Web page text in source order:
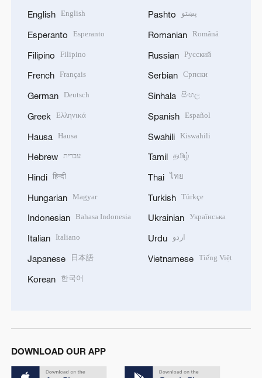
English English
Esperanto Esperanto
Filipino Filipino
French Français
German Deutsch
Greek Ελληνικά
Hausa Hausa
Hebrew עברית
Hindi हिन्दी
Hungarian Magyar
Indonesian Bahasa Indonesia
Italian Italiano
Japanese 日本語
Korean 한국어
Pashto پښتو
Romanian Română
Russian Русский
Serbian Српски
Sinhala සිංහල
Spanish Español
Swahili Kiswahili
Tamil தமிழ்
Thai ไทย
Turkish Türkçe
Ukrainian Українська
Urdu اردو
Vietnamese Tiếng Việt
DOWNLOAD OUR APP